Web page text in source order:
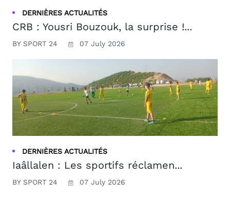
DERNIÈRES ACTUALITÉS
CRB : Yousri Bouzouk, la surprise !...
BY SPORT 24 07 July 2026
DERNIÈRES ACTUALITÉS
Iaâllalen : Les sportifs réclamen...
BY SPORT 24 07 July 2026